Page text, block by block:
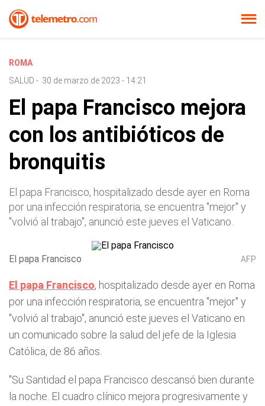
ROMA
SALUD - 30 de marzo de 2023 - 14:21
El papa Francisco mejora
con los antibióticos de
bronquitis
El papa Francisco, hospitalizado desde ayer en Roma
por una infección respiratoria, se encuentra "mejor" y
"volvió al trabajo", anunció este jueves el Vaticano.
El papa Francisco AFP
El papa Francisco, hospitalizado desde ayer en Roma
por una infección respiratoria, se encuentra "mejor" y
"volvió al trabajo", anunció este jueves el Vaticano en
un comunicado sobre la salud del jefe de la Iglesia
Católica, de 86 años.
"Su Santidad el papa Francisco descansó bien durante
la noche. El cuadro clínico mejora progresivamente y